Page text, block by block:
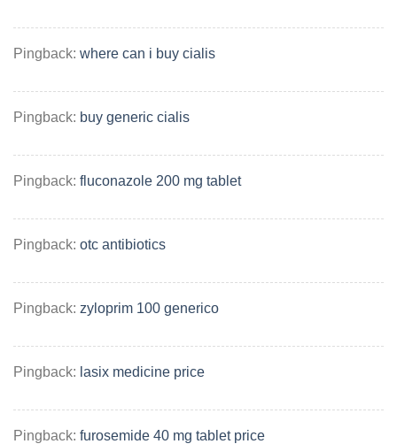
Pingback: where can i buy cialis
Pingback: buy generic cialis
Pingback: fluconazole 200 mg tablet
Pingback: otc antibiotics
Pingback: zyloprim 100 generico
Pingback: lasix medicine price
Pingback: furosemide 40 mg tablet price